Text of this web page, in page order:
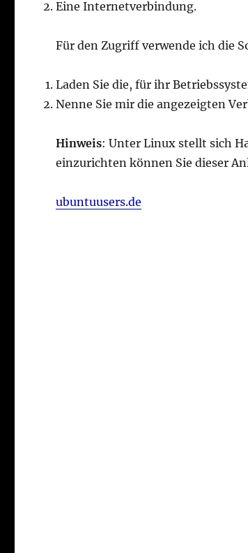
Eine Internetverbindung.
Für den Zugriff verwende ich die
Laden Sie die, für ihr
Nenne Sie mir die angezeigten
Hinweis: Unter Linux stellt sich
einzurichten können Sie dieser
ubuntuusers.de